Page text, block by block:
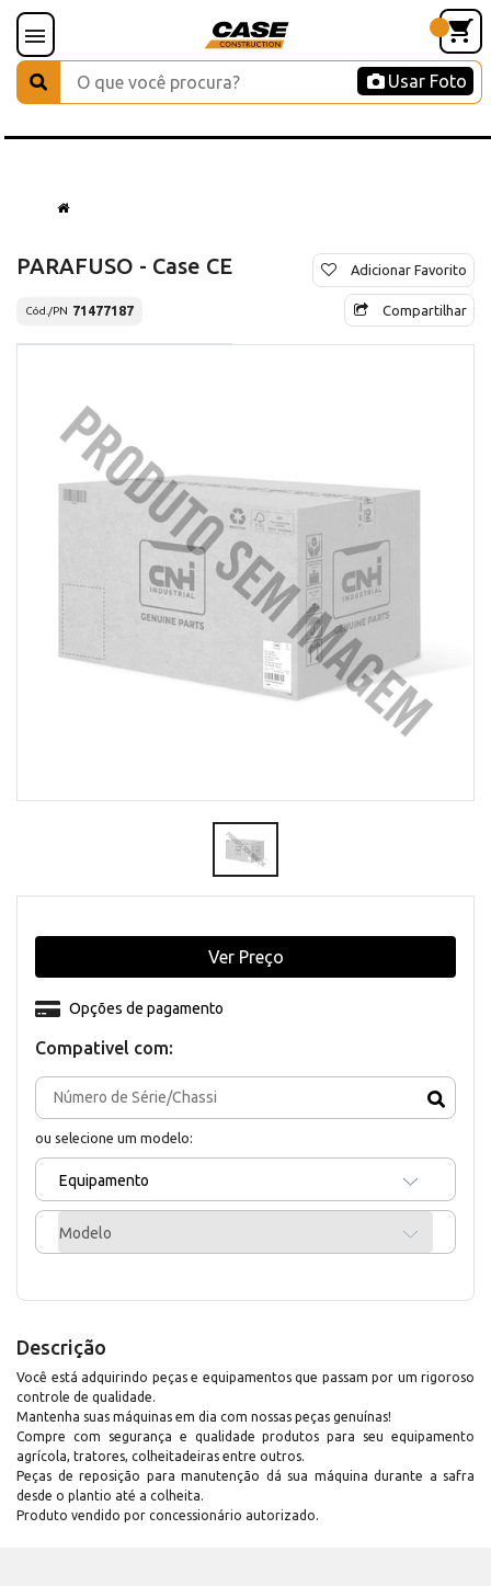
Usar Foto
PARAFUSO - Case CE
Cód./PN 71477187
Adicionar Favorito
Compartilhar
Compativel com:
ou selecione um modelo:
Equipamento
Modelo
Opções de pagamento
Ver Preço
Descrição
Você está adquirindo peças e equipamentos que passam por um rigoroso
controle de qualidade.
Mantenha suas máquinas em dia com nossas peças genuínas!
Compre com segurança e qualidade produtos para seu equipamento
agrícola, tratores, colheitadeiras entre outros.
Peças de reposição para manutenção dá sua máquina durante a safra
desde o plantio até a colheita.
Produto vendido por concessionário autorizado.